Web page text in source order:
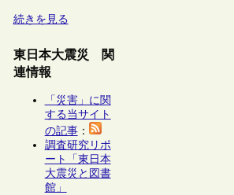
続きを見る
東日本大震災 関
連情報
「災害」に関
する当サイト
の記事：
調査研究リポ
ート「東日本
大震災と図書
館」